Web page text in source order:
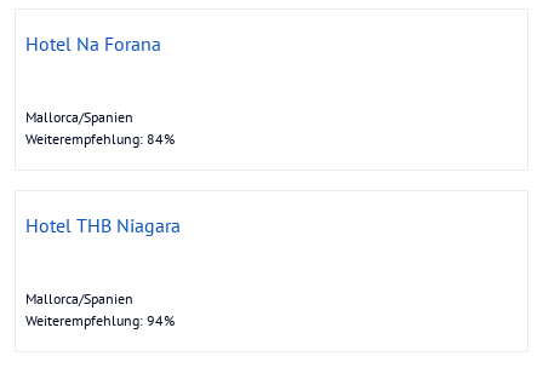
Hotel Na Forana
Mallorca/Spanien
Weiterempfehlung: 84%
Hotel THB Niagara
Mallorca/Spanien
Weiterempfehlung: 94%